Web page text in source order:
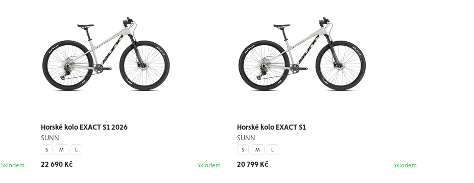
Skladem
Horské kolo EXACT S1 2026
SUNN
S M L
22 690 Kč Skladem
Horské kolo EXACT S1
SUNN
S M L
20 799 Kč Skladem